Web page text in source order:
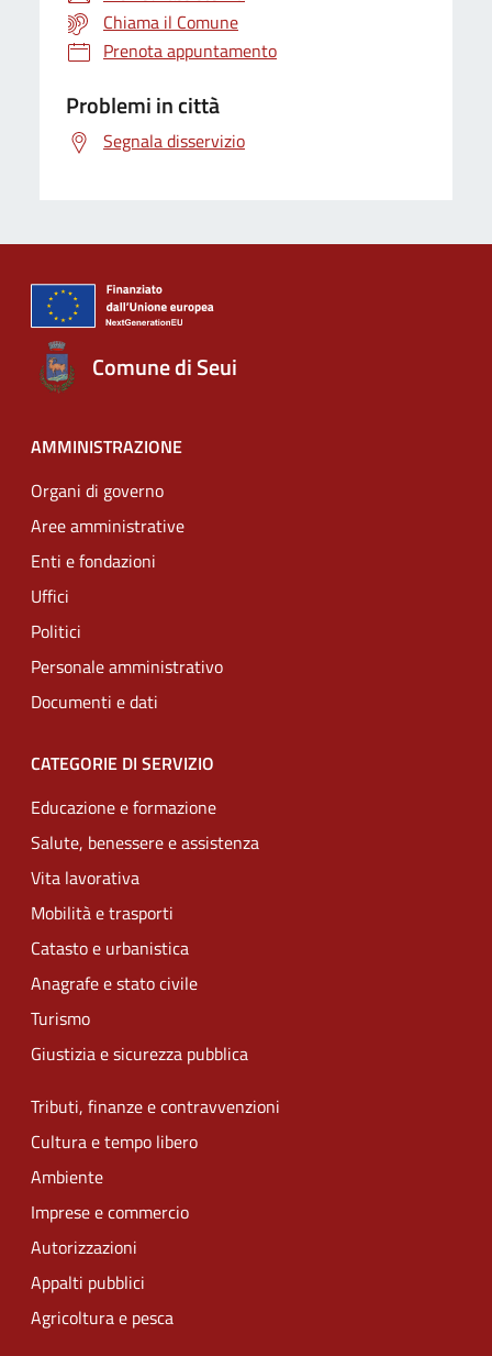
Chiama il Comune
Prenota appuntamento
Problemi in città
Segnala disservizio
Comune di Seui
AMMINISTRAZIONE
Organi di governo
Aree amministrative
Enti e fondazioni
Uffici
Politici
Personale amministrativo
Documenti e dati
CATEGORIE DI SERVIZIO
Educazione e formazione
Salute, benessere e assistenza
Vita lavorativa
Mobilità e trasporti
Catasto e urbanistica
Anagrafe e stato civile
Turismo
Giustizia e sicurezza pubblica
Tributi, finanze e contravvenzioni
Cultura e tempo libero
Ambiente
Imprese e commercio
Autorizzazioni
Appalti pubblici
Agricoltura e pesca